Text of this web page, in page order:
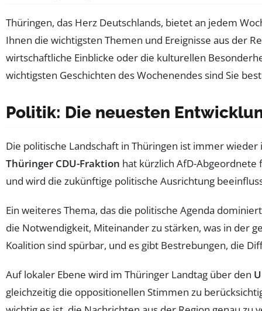
Thüringen, das Herz Deutschlands, bietet an jedem
Ihnen die wichtigsten Themen und Ereignisse aus der
wirtschaftliche Einblicke oder die kulturellen
wichtigsten Geschichten des Wochenendes sind Sie
Politik: Die neuesten
Die politische Landschaft in Thüringen ist immer
Thüringer CDU-Fraktion hat kürzlich AfD-Abgeordnete
und wird die zukünftige politische Ausrichtung
Ein weiteres Thema, das die politische Agenda
die Notwendigkeit, Miteinander zu stärken, was in der
Koalition sind spürbar, und es gibt Bestrebungen, die
Auf lokaler Ebene wird im Thüringer Landtag über den
gleichzeitig die oppositionellen Stimmen zu